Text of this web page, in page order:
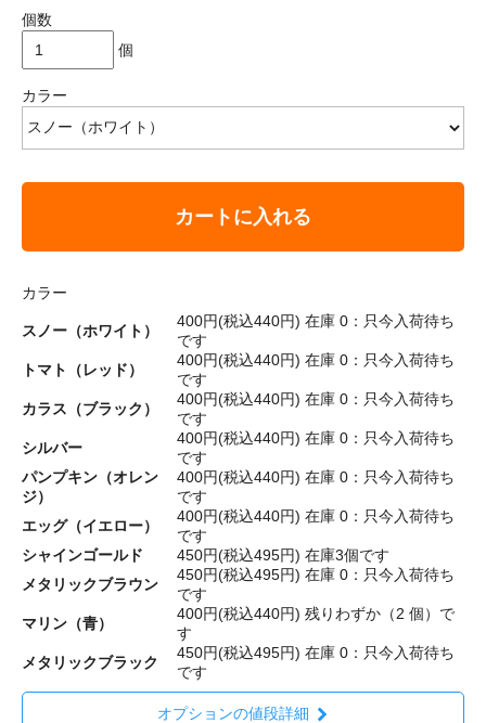
個数
個
カラー
カートに入れる
カラー
スノー（ホワイト）
400円(税込440円) 在庫 0：只今入荷待ち
です
トマト（レッド）
400円(税込440円) 在庫 0：只今入荷待ち
です
カラス（ブラック）
400円(税込440円) 在庫 0：只今入荷待ち
です
シルバー
400円(税込440円) 在庫 0：只今入荷待ち
です
パンプキン（オレン
ジ）
400円(税込440円) 在庫 0：只今入荷待ち
です
エッグ（イエロー）
400円(税込440円) 在庫 0：只今入荷待ち
です
シャインゴールド
450円(税込495円) 在庫3個です
メタリックブラウン
450円(税込495円) 在庫 0：只今入荷待ち
です
マリン（青）
400円(税込440円) 残りわずか（2 個）で
す
メタリックブラック
450円(税込495円) 在庫 0：只今入荷待ち
です
オプションの値段詳細